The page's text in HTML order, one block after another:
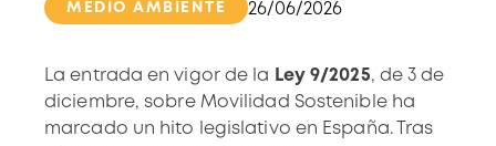
MEDIO AMBIENTE 26/06/2026
La entrada en vigor de la Ley 9/2025, de 3 de
diciembre, sobre Movilidad Sostenibleha
marcado un hito legislativo en España. Tras